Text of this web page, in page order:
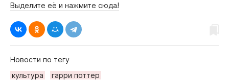
Выделите её и нажмите сюда!
Новости по тегу
культура
гарри поттер